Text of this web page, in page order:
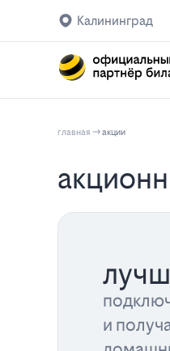
Калининград
главная акции
и